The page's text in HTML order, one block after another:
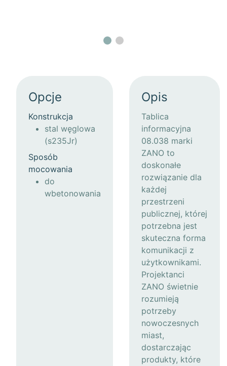
Opcje
Konstrukcja
stal węglowa
(s235Jr)
Sposób
mocowania
do
wbetonowania
Opis
Tablica
informacyjna
08.038 marki
ZANO to
doskonałe
rozwiązanie dla
każdej
przestrzeni
publicznej, której
potrzebna jest
skuteczna forma
komunikacji z
użytkownikami.
Projektanci
ZANO świetnie
rozumieją
potrzeby
nowoczesnych
miast,
dostarczając
produkty, które